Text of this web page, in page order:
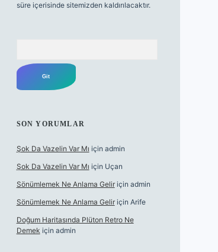
süre içerisinde sitemizden kaldırılacaktır.
SON YORUMLAR
Şok Da Vazelin Var Mı için admin
Şok Da Vazelin Var Mı için Uçan
Sönümlemek Ne Anlama Geliriçin admin
Sönümlemek Ne Anlama Geliriçin Arife
Doğum Haritasında Plüton Retro Ne
Demek için admin